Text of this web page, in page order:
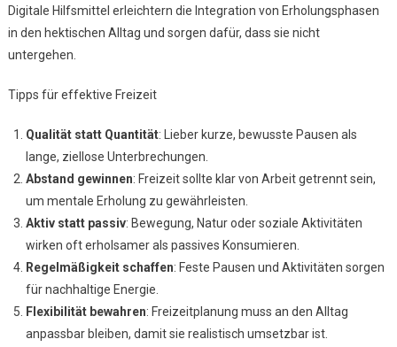
Digitale Hilfsmittel erleichtern die Integration von Erholungsphasen
in den hektischen Alltag und sorgen dafür, dass sie nicht
untergehen.
Tipps für effektive Freizeit
Qualität statt Quantität: Lieber kurze, bewusste Pausen als
lange, ziellose Unterbrechungen.
Abstand gewinnen: Freizeit sollte klar von Arbeit getrennt sein,
um mentale Erholung zu gewährleisten.
Aktiv statt passiv: Bewegung, Natur oder soziale Aktivitäten
wirken oft erholsamer als passives Konsumieren.
Regelmäßigkeit schaffen: Feste Pausen und Aktivitäten sorgen
für nachhaltige Energie.
Flexibilität bewahren: Freizeitplanung muss an den Alltag
anpassbar bleiben, damit sie realistisch umsetzbar ist.